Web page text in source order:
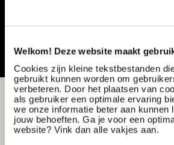
Welkom! Deze website maakt
Cookies zijn kleine tekstbestanden
gebruikt kunnen worden om
verbeteren. Door het plaatsen van
als gebruiker een optimale ervaring
we onze informatie beter aan kunnen
jouw behoeften. Ga je voor een
website? Vink dan alle vakjes aan.
Vacature delen of bewaren